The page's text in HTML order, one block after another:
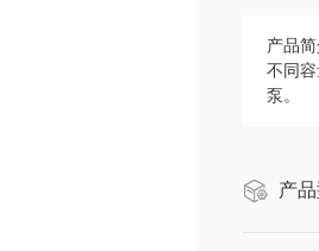
产品简
不同
泵。
产品